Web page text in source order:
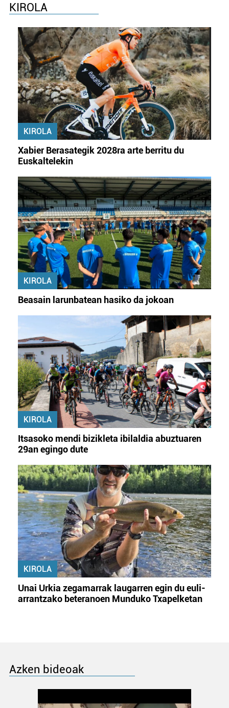
KIROLA
KIROLA
Xabier Berasategik 2028ra arte berritu du
Euskaltelekin
KIROLA
Beasain larunbatean hasiko da jokoan
KIROLA
Itsasoko mendi bizikleta ibilaldia abuztuaren
29an egingo dute
KIROLA
Unai Urkia zegamarrak laugarren egin du euli-
arrantzako beteranoen Munduko Txapelketan
Azken bideoak